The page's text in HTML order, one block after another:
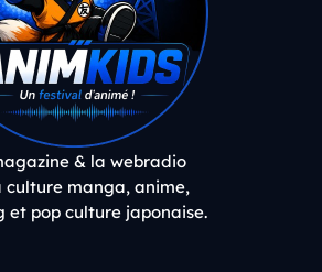
& la webradio
culture manga, anime,
et pop culture japonaise.